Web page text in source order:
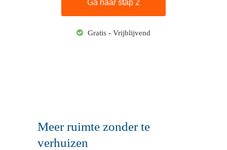
Gratis - Vrijblijvend
Meer ruimte zonder te
verhuizen